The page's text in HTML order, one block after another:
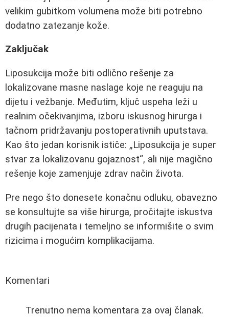
velikim gubitkom volumena može biti potrebno
dodatno zatezanje kože.
Zaključak
Liposukcija može biti odlično rešenje za
lokalizovane masne naslage koje ne reaguju na
dijetu i vežbanje. Međutim, ključ uspeha leži u
realnim očekivanjima, izboru iskusnog hirurga i
tačnom pridržavanju postoperativnih uputstava.
Kao što jedan korisnik ističe:
Liposukcija je super
stvar za lokalizovanu gojaznost , ali nije magično
rešenje koje zamenjuje zdrav način života.
Pre nego što donesete konačnu odluku, obavezno
se konsultujte sa više hirurga, pročitajte iskustva
drugih pacijenata i temeljno se informišite o svim
rizicima i mogućim komplikacijama.
Komentari
Trenutno nema komentara za ovaj članak.